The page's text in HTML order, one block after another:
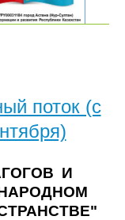
поток (с
И